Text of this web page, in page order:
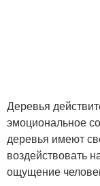
Деревья
эмоциональное
деревья имеют
воздействовать
ощущение